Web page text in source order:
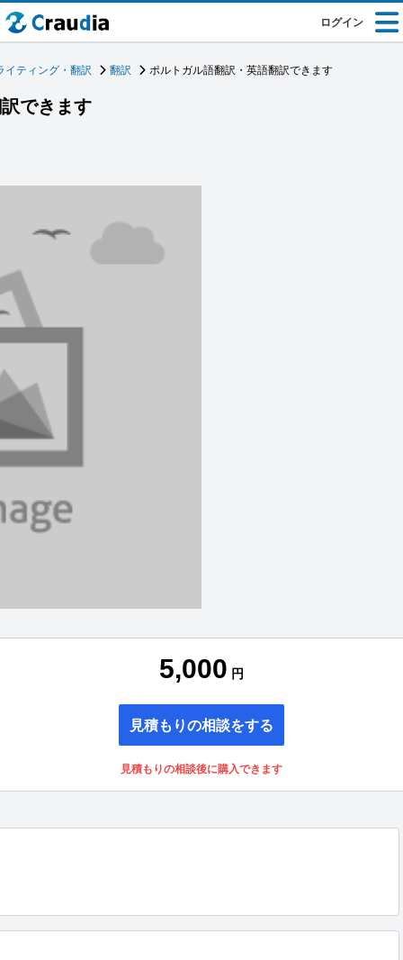
ログイン
イティング・翻訳 翻訳 ポルトガル語翻訳・英語翻訳できます
できます
5,000 円
見積もりの相談をする
見積もりの相談後に購入できます